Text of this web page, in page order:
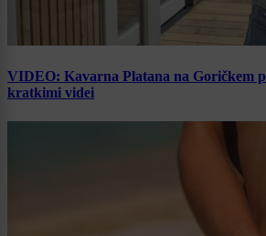
VIDEO: Kavarna Platana na Goričkem
kratkimi videi